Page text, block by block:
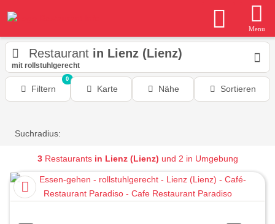
Menu
Restaurant in Lienz (Lienz)
mit rollstuhlgerecht
Filtern
0
Karte Nähe Sortieren
Suchradius:
3Restaurants in Lienz (Lienz) und 2 in Umgebung